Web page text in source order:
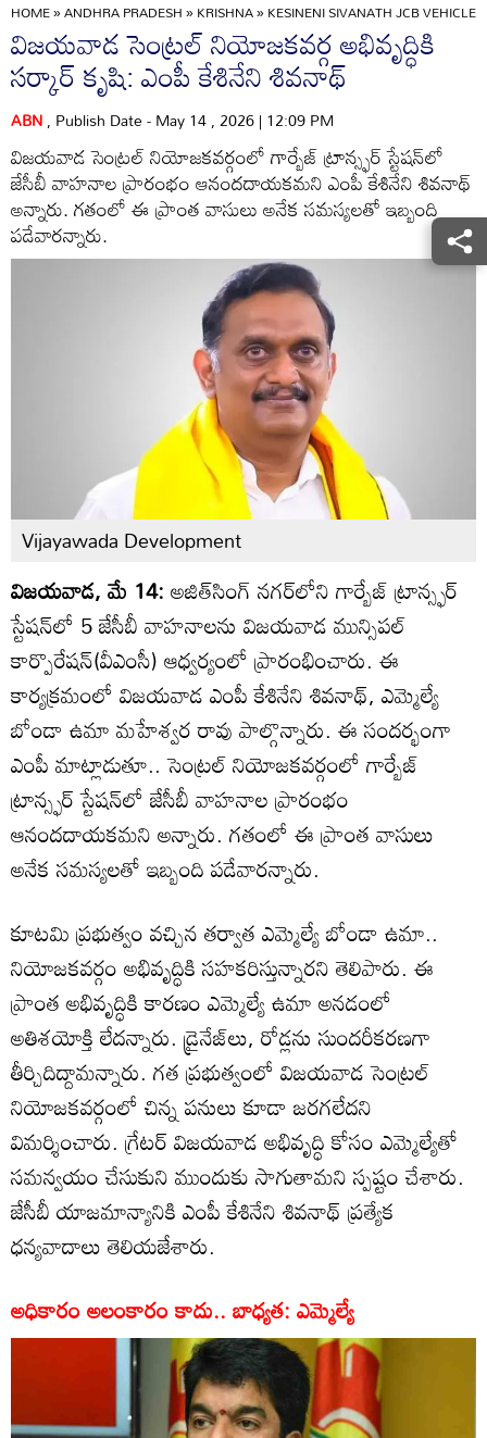
HOME»ANDHRA PRADESH»KRISHNA»KESINENI SIVANATH JCB
విజయవాడ సెంట్రల్ నియోజకవర్గ అభివృద్ధికి
సర్కార్ కృషి: ఎంపీ కేశినేని శివనాథ్
ABN, Publish Date - May 14 , 2026 | 12:09 PM
విజయవాడ సెంట్రల్ నియోజకవర్గంలో గార్బేజ్ ట్రాన్స్ఫర్ స్టేషన్‌లో
జేసీబీ వాహనాల ప్రారంభం ఆనందదాయకమని ఎంపీ కేశినేని శివనాథ్
అన్నారు. గతంలో ఈ ప్రాంత వాసులు అనేక సమస్యలతో ఇబ్బంది
పడేవారన్నారు.
Vijayawada Development
విజయవాడ, మే 14:అజిత్‌సింగ్ నగర్‌లోని గార్బేజ్ ట్రాన్స్ఫర్
స్టేషన్‌లో 5 జేసీబీ వాహనాలను విజయవాడ మున్సిపల్
కార్పొరేషన్(వీఎంసీ) ఆధ్వర్యంలో ప్రారంభించారు. ఈ
కార్యక్రమంలో విజయవాడ ఎంపీ కేశినేని శివనాథ్, ఎమ్మెల్యే
బోండా ఉమా మహేశ్వర రావు పాల్గొన్నారు. ఈ సందర్భంగా
ఎంపీ మాట్లాడుతూ.. సెంట్రల్ నియోజకవర్గంలో గార్బేజ్
ట్రాన్స్ఫర్ స్టేషన్‌లో జేసీబీ వాహనాల ప్రారంభం
ఆనందదాయకమని అన్నారు. గతంలో ఈ ప్రాంత వాసులు
అనేక సమస్యలతో ఇబ్బంది పడేవారన్నారు.
కూటమి ప్రభుత్వం వచ్చిన తర్వాత ఎమ్మెల్యే బోండా ఉమా..
నియోజకవర్గం అభివృద్ధికి సహకరిస్తున్నారని తెలిపారు. ఈ
ప్రాంత అభివృద్ధికి కారణం ఎమ్మెల్యే ఉమా అనడంలో
అతిశయోక్తి లేదన్నారు. డ్రైనేజ్‌లు, రోడ్లను సుందరీకరణగా
తీర్చిదిద్దామన్నారు. గత ప్రభుత్వంలో విజయవాడ సెంట్రల్
నియోజకవర్గంలో చిన్న పనులు కూడా జరగలేదని
విమర్శించారు. గ్రేటర్ విజయవాడ అభివృద్ధి కోసం ఎమ్మెల్యేతో
సమన్వయం చేసుకుని ముందుకు సాగుతామని స్పష్టం చేశారు.
జేసీబీ యాజమాన్యానికి ఎంపీ కేశినేని శివనాథ్ ప్రత్యేక
ధన్యవాదాలు తెలియజేశారు.
అధికారం అలంకారం కాదు.. బాధ్యత: ఎమ్మెల్యే